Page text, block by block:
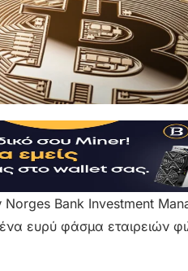
Norges Bank Investment
ευρύ φάσμα εταιρειών